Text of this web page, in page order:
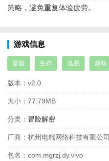
策略，避免重复体验疲劳。
游戏信息
冒险 生存 逃脱 趣味
版本： v2.0
大小： 77.79MB
分类： 冒险解密
厂商： 杭州电鳐网络科技有限公司
包名： com.mgrzj.dy.vivo